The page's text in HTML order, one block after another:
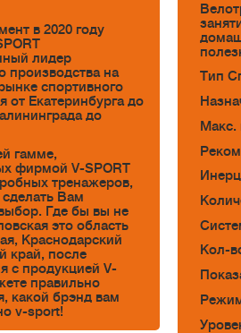
в 2020 году
лидер
производства на
спортивного
от Екатеринбурга до
до
гамме,
фирмой V-SPORT
тренажеров,
Вам
Где бы вы не
это область
Краснодарский
край, после
с продукцией V-
правильно
какой брэнд вам
v-sport!
Тип
Макс.
Кол-